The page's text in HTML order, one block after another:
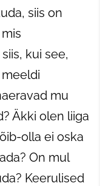
siis on
kui see,
mu
Äkki olen liiga
olla ei oska
On mul
Keerulised